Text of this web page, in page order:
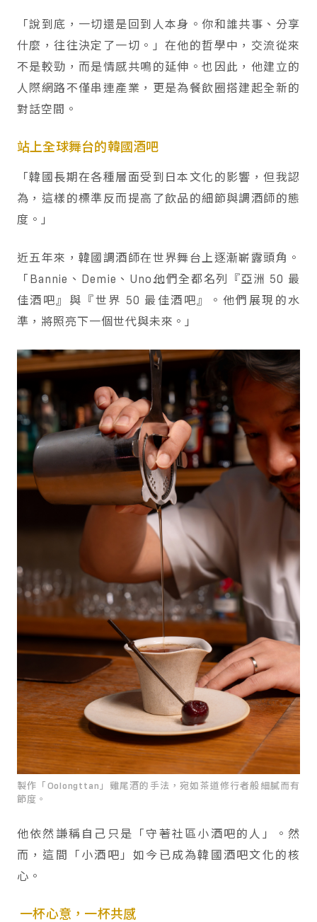
「說到底，一切還是回到人本身。你和誰共事、分享
什麼，往往決定了一切。」在他的哲學中，交流從來
不是較勁，而是情感共鳴的延伸。也因此，他建立的
人際網路不僅串連產業，更是為餐飲圈搭建起全新的
對話空間。
站上全球舞台的韓國酒吧
「韓國長期在各種層面受到日本文化的影響，但我認
為，這樣的標準反而提高了飲品的細節與調酒師的態
度。」
近五年來，韓國調酒師在世界舞台上逐漸嶄露頭角。
「Bannie、Demie、Uno⋯⋯他們全都名列『亞洲 50 最
佳酒吧』與『世界 50 最佳酒吧』。他們展現的水
準，將照亮下一個世代與未來。」
製作「Oolongttan」雞尾酒的手法，宛如茶道修行者般細膩而有
節度。
他依然謙稱自己只是「守著社區小酒吧的人」。然
而，這間「小酒吧」如今已成為韓國酒吧文化的核
心。
一杯心意，一杯共感